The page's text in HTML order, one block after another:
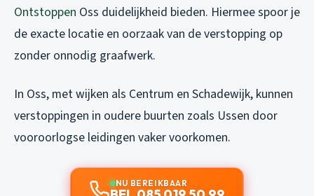
Ontstoppen Oss duidelijkheid bieden. Hiermee spoor je
de exacte locatie en oorzaak van de verstopping op
zonder onnodig graafwerk.
In Oss, met wijken als Centrum en Schadewijk, kunnen
verstoppingen in oudere buurten zoals Ussen door
vooroorlogse leidingen vaker voorkomen.
NU BEREIKBAAR